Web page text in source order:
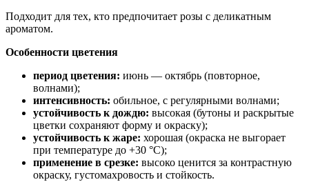
Подходит для тех, кто предпочитает розы с деликатным
ароматом.
Особенности цветения
период цветения: июнь — октябрь (повторное,
волнами);
интенсивность: обильное, с регулярными волнами;
устойчивость к дождю: высокая (бутоны и раскрытые
цветки сохраняют форму и окраску);
устойчивость к жаре: хорошая (окраска не выгорает
при температуре до +30 °C);
применение в срезке: высоко ценится за контрастную
окраску, густомахровость и стойкость.